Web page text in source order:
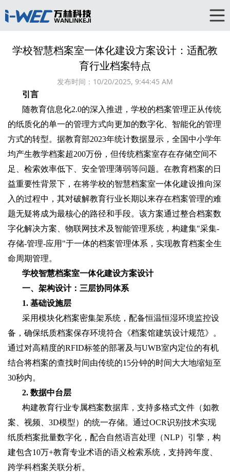
学校智慧档案室一体化建设方案设计：适配教
育行业档案特点
发布时间： 10/20/2025, 9:44:45 AM
引言
随教育信息化2.0的深入推进，学校的档案管理正从传统
的纸质化的单一的管理方式向更加的数字化、智能化的管理
方式的转型。据教育部2023年统计数据显示，全国中小学年
均产生教学档案超200万份，但传统档案室存在存储空间不
足、检索效率低下、安全管理薄弱等问题。在教育档案的日
益重要性背景下，在将学校的智慧档案室一体化建设推向深
入的过程中，其对破解教育行业长期以来存在档案管理的难
题无疑将成为最核心的路径和手段。该方案通过整合档案数
字化解决方案、物联网技术及智能管理系统，构建集"采集-
存储-管理-应用"于一体的档案管理体系，实现教育档案全生
命周期管理。
学校智慧档案室一体化建设方案设计
一、架构设计：三层协同体系
1. 基础设施层
采用模块化档案密集架系统，配备恒温恒湿环境监控设
备，确保纸质档案保存环境符合《档案馆建筑设计规范》。
通过对高精度的RFID标签的部署及与UWB室内定位的有机
结合将档案的查找时间由传统的15分钟的时间大大地缩短至
30秒内。
2. 数据中台层
构建教育行业专属档案数据库，支持多格式文件（如教
案、视频、3D模型）的统一存储。通过OCR识别技术实现
纸质档案批量数字化，配合自然语言处理（NLP）引擎，构
建包含10万+教育专业术语的语义检索系统，支持跨年度、
跨学科档案关联分析。